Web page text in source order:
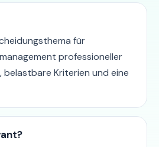
für
professioneller
Kriterien und eine